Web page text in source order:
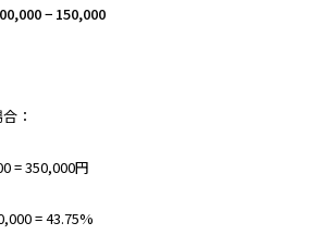
− 150,000
：
= 350,000円
= 43.75%